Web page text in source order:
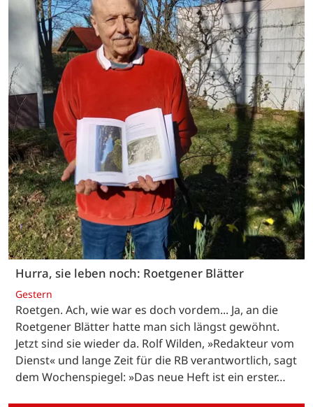
Hurra, sie leben noch: Roetgener Blätter
Gestern
Roetgen. Ach, wie war es doch vordem... Ja, an die
Roetgener Blätter hatte man sich längst gewöhnt.
Jetzt sind sie wieder da. Rolf Wilden, »Redakteur vom
Dienst« und lange Zeit für die RB verantwortlich, sagt
dem Wochenspiegel: »Das neue Heft ist ein erster…